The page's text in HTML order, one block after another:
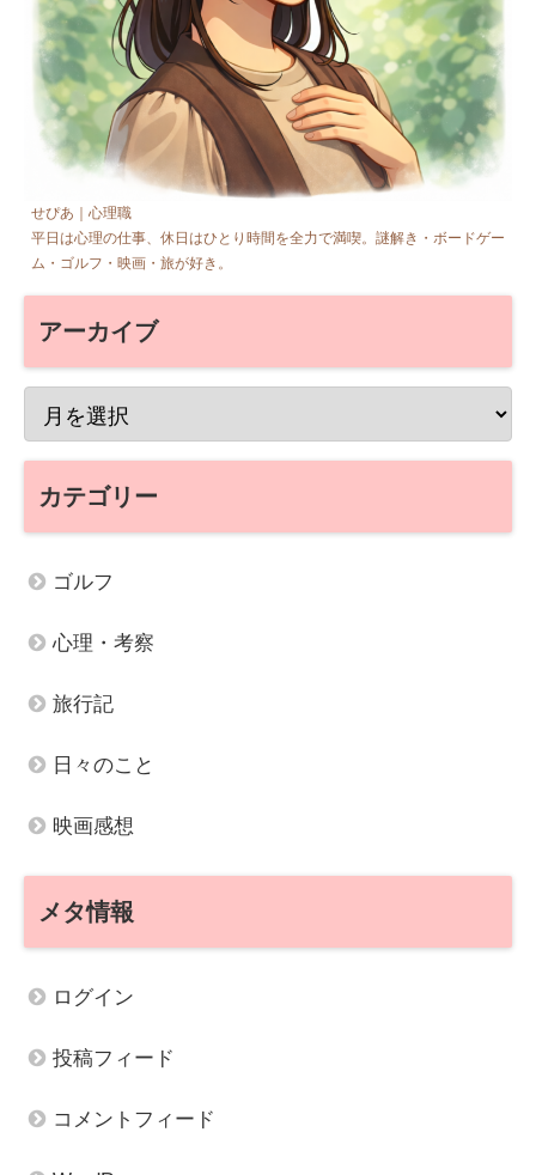
せぴあ｜心理職
平日は心理の仕事、休日はひとり時間を全力で満喫。謎解き・ボードゲー
ム・ゴルフ・映画・旅が好き。
アーカイブ
カテゴリー
ゴルフ
心理・考察
旅行記
日々のこと
映画感想
メタ情報
ログイン
投稿フィード
コメントフィード